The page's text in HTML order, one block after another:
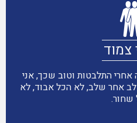
צמוד
התלבטות וטוב שכך, אני
אחר שלב, לא הכל אבוד, לא
שחור.